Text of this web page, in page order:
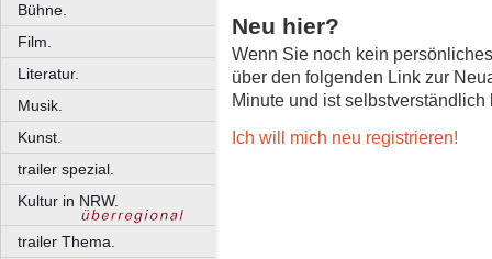
Bühne.
Film.
Literatur.
Musik.
Kunst.
trailer spezial.
Kultur in NRW.
trailer Thema.
Neu hier?
Wenn Sie noch kein
über den folgenden Link zur
Minute und ist selbstverständlich
Ich will mich neu registrieren!